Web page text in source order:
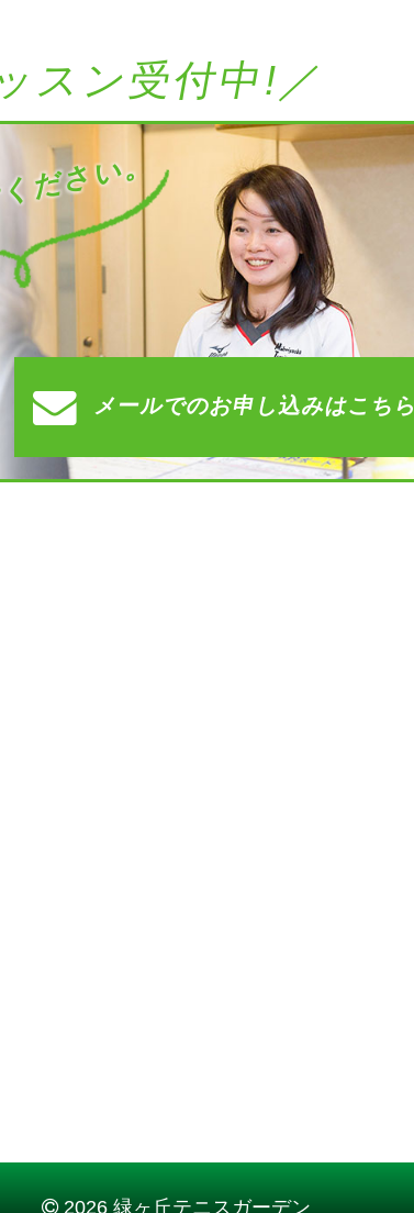
スン受付中!／
ださい。
メールでのお申し込みはこちら
2026 緑ヶ丘テニスガーデン